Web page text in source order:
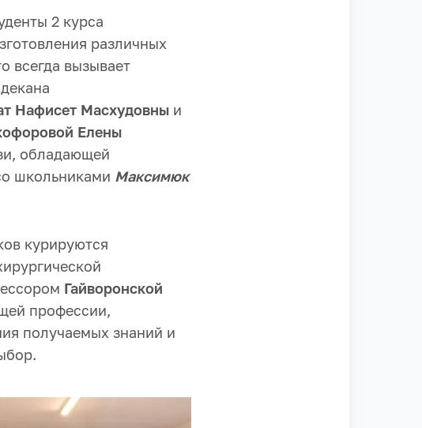
2 курса
различных
всегда вызывает
Нафисет Масхудовны и
Елены
обладающей
школьниками Максимюк
курируются
Гайворонской
профессии,
получаемых знаний и